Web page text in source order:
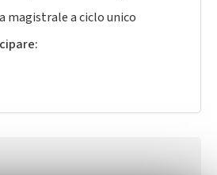
magistrale a ciclo unico